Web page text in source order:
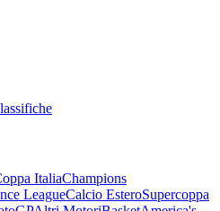
ItaliaChampions
LeagueCalcio EsteroSupercoppa